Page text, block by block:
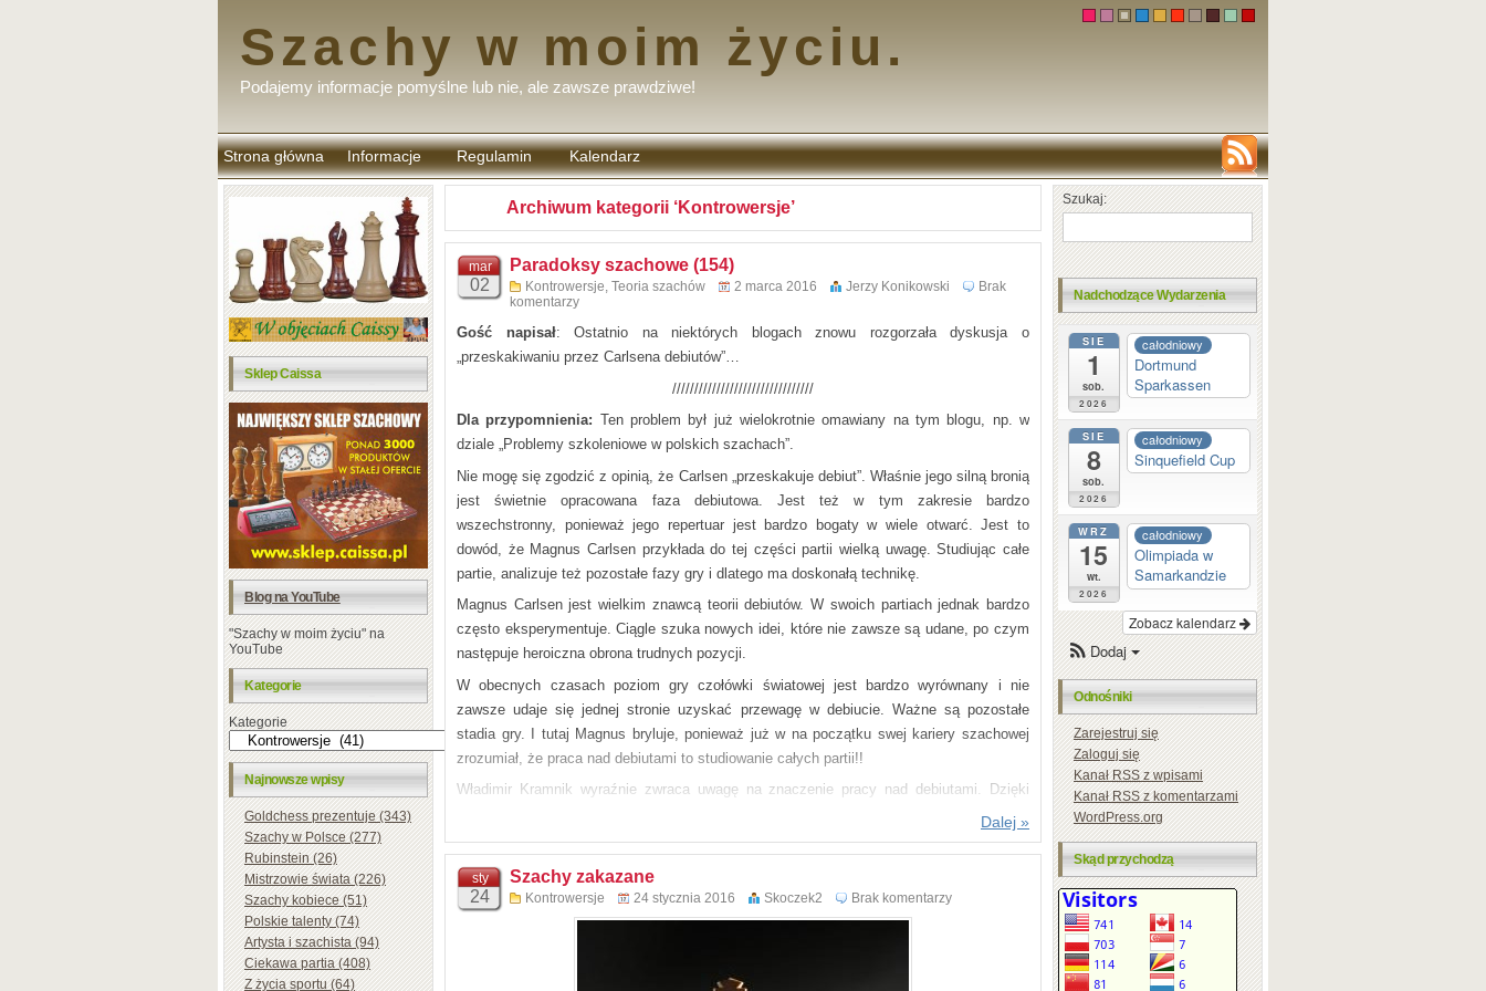
Szachy w moim życiu.
Podajemy informacje pomyślne lub nie, ale zawsze prawdziwe!
Strona główna Informacje Regulamin
komentarzy
Kalendarz
Sklep Caissa
Blog na YouTube
"Szachy w moim życiu" na
YouTube
Kategorie
Kategorie
Najnowsze wpisy
Goldchess prezentuje (343)
Szachy w Polsce (277)
Rubinstein (26)
Mistrzowie świata (226)
Szachy kobiece (51)
Polskie talenty (74)
Artysta i szachista (94)
Ciekawa partia (408)
Z życia sportu (64)
Archiwum kategorii ‘Kontrowersje’
mar
02
Paradoksy szachowe (154)
Kontrowersje, Teoria szachów 2 marca 2016 Jerzy Konikowski
Brak
komentarzy
Gość napisał: Ostatnio na niektórych blogach znowu rozgorzała dyskusja o
„przeskakiwaniu przez Carlsena debiutów”…
////////////////////////////////
Dla przypomnienia: Ten problem był już wielokrotnie omawiany na tym blogu, np. w
dziale „Problemy szkoleniowe w polskich szachach”.
Nie mogę się zgodzić z opinią, że Carlsen „przeskakuje debiut”. Właśnie jego silną bronią
jest świetnie opracowana faza debiutowa. Jest też w tym zakresie bardzo
wszechstronny, ponieważ jego repertuar jest bardzo bogaty w wiele otwarć. Jest to
dowód, że Magnus Carlsen przykłada do tej części partii wielką uwagę. Studiując całe
partie, analizuje też pozostałe fazy gry i dlatego ma doskonałą technikę.
Magnus Carlsen jest wielkim znawcą teorii debiutów. W swoich partiach jednak bardzo
często eksperymentuje. Ciągle szuka nowych idei, które nie zawsze są udane, po czym
następuje heroiczna obrona trudnych pozycji.
W obecnych czasach poziom gry czołówki światowej jest bardzo wyrównany i nie
zawsze udaje się jednej stronie uzyskać przewagę w debiucie. Ważne są pozostałe
stadia gry. I tutaj Magnus bryluje, ponieważ już w na początku swej kariery szachowej
zrozumiał, że praca nad debiutami to studiowanie całych partii!!
Władimir Kramnik wyraźnie zwraca uwagę na znaczenie pracy nad debiutami. Dzięki
temu w szybkim tempie osiągnął wysoki poziom i zdobył tytuł mistrza świata. Do dnia
dzisiejszego jest w ścisłej czołówce naszego globu. A jak mogłaby potoczyć się jego
Kramnika jasno dowodzi, że w Związku Radzieckim praca nad otwarciami należała do
priorytetów w szkoleniu zawodniczek i zawodników.
Dalej »
sty
24
Szachy zakazane
Kontrowersje 24 stycznia 2016 Skoczek2 Brak komentarzy
Szukaj:
Nadchodzące Wydarzenia
SIE
1
sob.
2026
całodniowy
Dortmund
Sparkassen
SIE
8
sob.
2026
całodniowy
Sinquefield Cup
WRZ
15
wt.
2026
całodniowy
Olimpiada w
Samarkandzie
Zobacz kalendarz
Dodaj
Odnośniki
Zarejestruj się
Zaloguj się
KanałRSSz wpisami
KanałRSSz komentarzami
WordPress.org
Skąd przychodzą